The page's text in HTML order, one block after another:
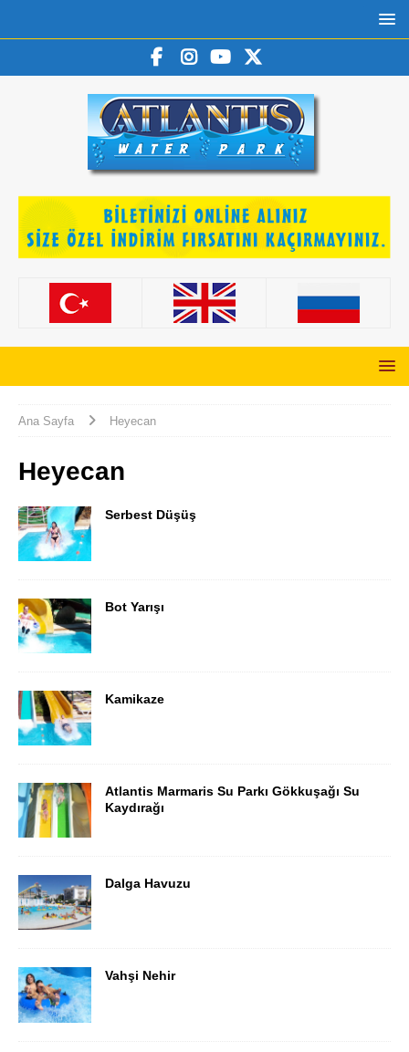
Ana Sayfa Heyecan
Heyecan
Serbest Düşüş
Bot Yarışı
Kamikaze
Atlantis Marmaris Su Parkı Gökkuşağı Su
Kaydırağı
Dalga Havuzu
Vahşi Nehir